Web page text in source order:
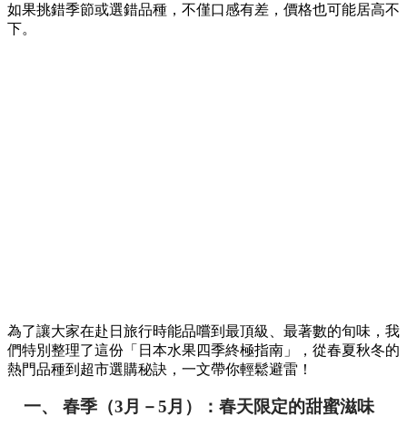
如果挑錯季節或選錯品種，不僅口感有差，價格也可能居高不
下。
為了讓大家在赴日旅行時能品嚐到最頂級、最著數的旬味，我
們特別整理了這份「日本水果四季終極指南」，從春夏秋冬的
熱門品種到超市選購秘訣，一文帶你輕鬆避雷！
一、 春季（3月－5月）：春天限定的甜蜜滋味